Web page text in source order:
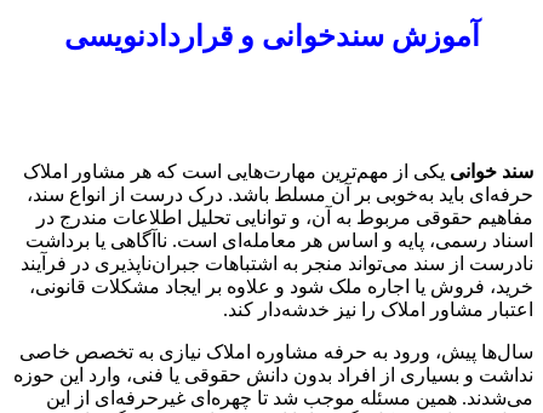
آموزش سندخوانی و قراردادنویسی
سند خوانی یکی از مهم‌ترین مهارت‌هایی است که هر مشاور املاک
حرفه‌ای باید به‌خوبی بر آن مسلط باشد. درک درست از انواع سند،
مفاهیم حقوقی مربوط به آن، و توانایی تحلیل اطلاعات مندرج در
اسناد رسمی، پایه و اساس هر معامله‌ای است. ناآگاهی یا برداشت
نادرست از سند می‌تواند منجر به اشتباهات جبران‌ناپذیری در فرآیند
خرید، فروش یا اجاره ملک شود و علاوه بر ایجاد مشکلات قانونی،
اعتبار مشاور املاک را نیز خدشه‌دار کند.
سال‌ها پیش، ورود به حرفه مشاوره املاک نیازی به تخصص خاصی
نداشت و بسیاری از افراد بدون دانش حقوقی یا فنی، وارد این حوزه
می‌شدند. همین مسئله موجب شد تا چهره‌ای غیرحرفه‌ای از این